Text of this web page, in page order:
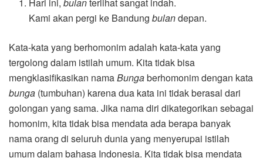
Kami akan pergi ke Bandungbulandepan.
Kata-kata yang berhomonim adalah kata-kata yang
tergolong dalam istilah umum. Kita tidak bisa
mengklasifikasikan namaBungaberhomonim dengan kata
bunga (tumbuhan) karena dua kata ini tidak berasal dari
golongan yang sama. Jika nama diri dikategorikan sebagai
homonim, kita tidak bisa mendata ada berapa banyak
nama orang di seluruh dunia yang menyerupai istilah
umum dalam bahasa Indonesia. Kita tidak bisa mendata